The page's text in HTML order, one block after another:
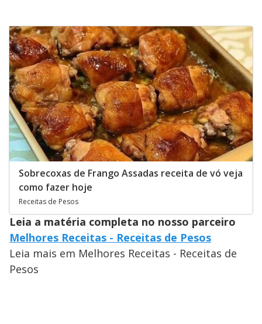
Sobrecoxas de Frango Assadas receita de vó veja
como fazer hoje
Receitas de Pesos
Leia a matéria completa no nosso parceiro
Melhores Receitas - Receitas de Pesos
Leia mais em Melhores Receitas - Receitas de
Pesos